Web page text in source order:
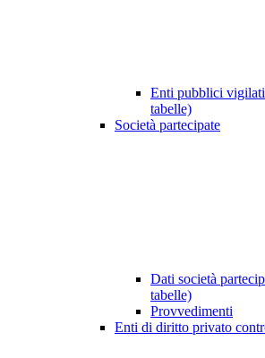
Enti pubblici
tabelle)
Società partecipate
Dati società
tabelle)
Provvedimenti
Enti di diritto privato